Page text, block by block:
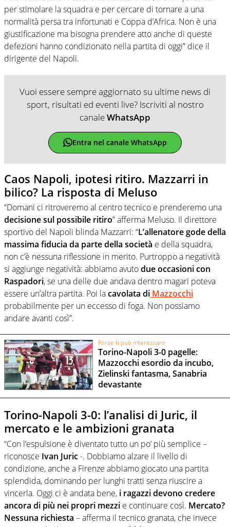
per stimolare la squadra e per cercare di tornare a una
normalità persa tra infortunati e Coppa d’Africa. Non è una
giustificazione ma bisogna prendere atto anche di queste
defezioni hanno condizionato nella partita di oggi” dice il
dirigente del Napoli.
Vuoi essere sempre aggiornato su ultime news di
sport, risultati ed eventi live? Iscriviti al nostro
canaleWhatsApp
Entra nel canale WhatsApp
Caos Napoli, ipotesi ritiro. Mazzarri in
bilico? La risposta di Meluso
“Domani ci ritroveremo al centro tecnico e prenderemo una
decisione sul possibile ritiro” afferma Meluso. Il direttore
sportivo del Napoli blinda Mazzarri: “L’allenatore gode della
massima fiducia da parte della società e della squadra,
non c’è nessuna riflessione in merito. Purtroppo a negatività
si aggiunge negatività: abbiamo avutodue occasioni con
Raspadori, se una delle due andava dentro magari poteva
essere un’altra partita. Poi lacavolata di Mazzocchi
probabilmente per un eccesso di foga. Non possiamo
andare avanti così”.
Forse ti può interessare
Torino-Napoli 3-0 pagelle:
Mazzocchi esordio da incubo,
Zielinski fantasma, Sanabria
devastante
Torino-Napoli 3-0: l’analisi di Juric, il
mercato e le ambizioni granata
“Con l’espulsione è diventato tutto un po’ più semplice –
riconosce Ivan Juric-. Dobbiamo alzare il livello di
condizione, anche a Firenze abbiamo giocato una partita
splendida, dominando per lunghi tratti senza riuscire a
vincerla. Oggi ci è andata bene, i ragazzi devono credere
ancora di più nei propri mezzi e continuare così. Mercato?
Nessuna richiesta – afferma il tecnico granata, che invece